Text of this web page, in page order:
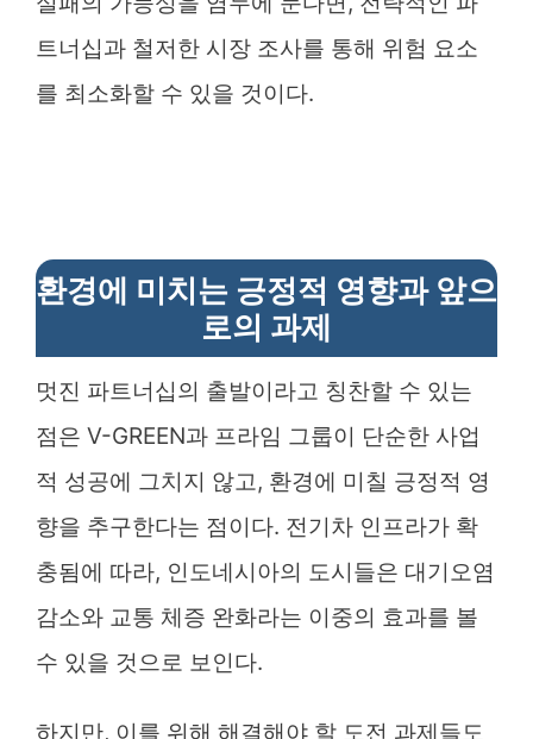
트너십과 철저한 시장 조사를 통해 위험 요소
를 최소화할 수 있을 것이다.
환경에 미치는 긍정적 영향과 앞으
로의 과제
멋진 파트너십의 출발이라고 칭찬할 수 있는
점은 V-GREEN과 프라임 그룹이 단순한 사업
적 성공에 그치지 않고, 환경에 미칠 긍정적 영
향을 추구한다는 점이다. 전기차 인프라가 확
충됨에 따라, 인도네시아의 도시들은 대기오염
감소와 교통 체증 완화라는 이중의 효과를 볼
수 있을 것으로 보인다.
하지만, 이를 위해 해결해야 할 도전 과제들도